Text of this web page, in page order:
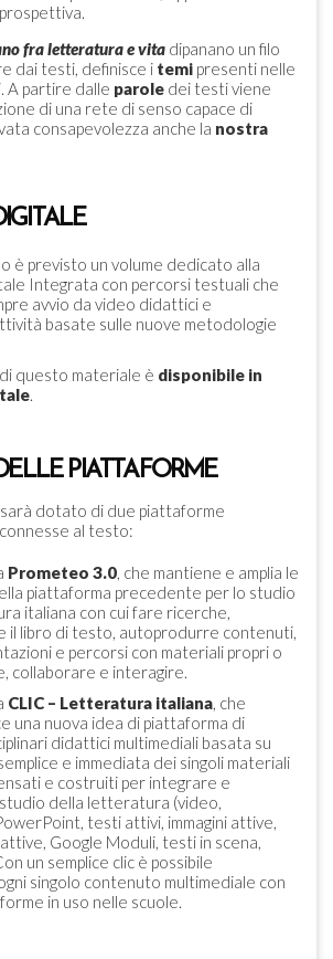
fra letteratura e vita dipanano un filo
dai testi, definisce i temi presenti nelle
A partire dalle parole dei testi viene
di una rete di senso capace di
consapevolezza anche la nostra
è previsto un volume dedicato alla
Integrata con percorsi testuali che
avvio da video didattici e
basate sulle nuove metodologie
questo materiale è disponibile in
.
PIATTAFORME
dotato di due piattaforme
al testo:
Prometeo 3.0, che mantiene e amplia le
piattaforma precedente per lo studio
italiana con cui fare ricerche,
il libro di testo, autoprodurre contenuti,
e percorsi con materiali propri o
collaborare e interagire.
CLIC – Letteratura italiana, che
una nuova idea di piattaforma di
didattici multimediali basata su
e immediata dei singoli materiali
e costruiti per integrare e
della letteratura (video,
testi attivi, immagini attive,
Google Moduli, testi in scena,
un semplice clic è possibile
singolo contenuto multimediale con
in uso nelle scuole.